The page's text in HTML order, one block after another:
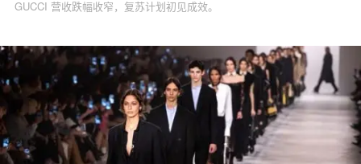
GUCCI 营收跌幅收窄，复苏计划初见成效。